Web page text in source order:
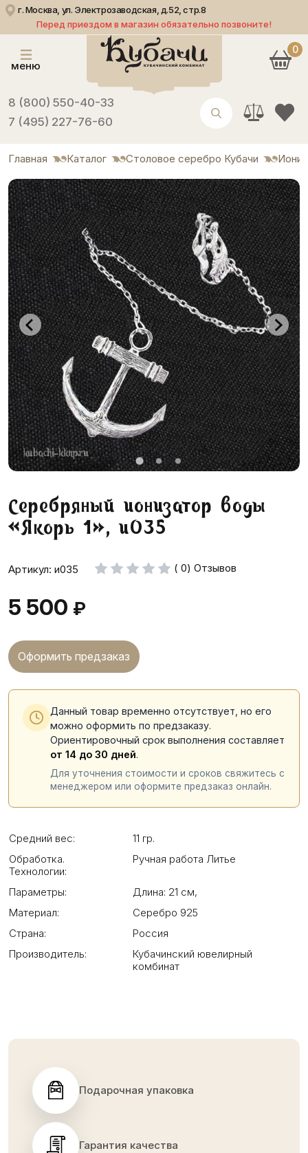
г. Москва, ул. Электрозаводская, д.52, стр.8
Перед приездом в магазин обязательно позвоните!
меню
8 (800) 550-40-33
7 (495) 227-76-60
0
Главная Каталог Столовое серебро Кубачи
Серебряный ионизатор воды
«Якорь 1», и035
Артикул: и035 ( 0) Отзывов
5 500 ₽
Оформить предзаказ
Данный товар временно отсутствует, но его
можно оформить по предзаказу.
Ориентировочный срок выполнения составляет
от 14 до 30 дней.
Для уточнения стоимости и сроков свяжитесь с
менеджером или оформите предзаказ онлайн.
Средний вес:
11 гр.
Обработка.
Технологии:
Ручная работа Литье
Параметры: Длина: 21 см,
Материал:
Серебро 925
Страна:
Россия
Производитель:
Кубачинский ювелирный
комбинат
Подарочная упаковка
Гарантия качества